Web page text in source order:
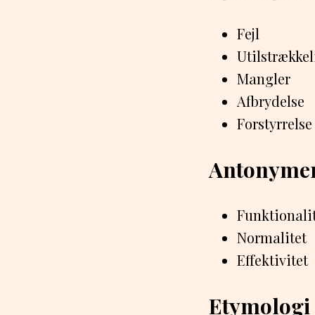
Fejl
Mangler
Afbrydelse
Forstyrrelse
Normalitet
Effektivitet
Etymologi